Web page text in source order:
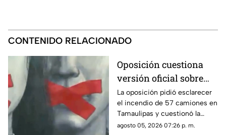
CONTENIDO RELACIONADO
Oposición cuestiona
versión oficial sobre
incendio de 57
camiones en
Tamaulipas
La oposición pidió esclarecer
el incendio de 57 camiones en
Tamaulipas y cuestionó la
versión presentada por las
agosto 05, 2026 07:26 p. m.